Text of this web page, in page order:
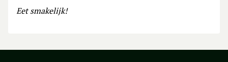
Eet smakelijk!